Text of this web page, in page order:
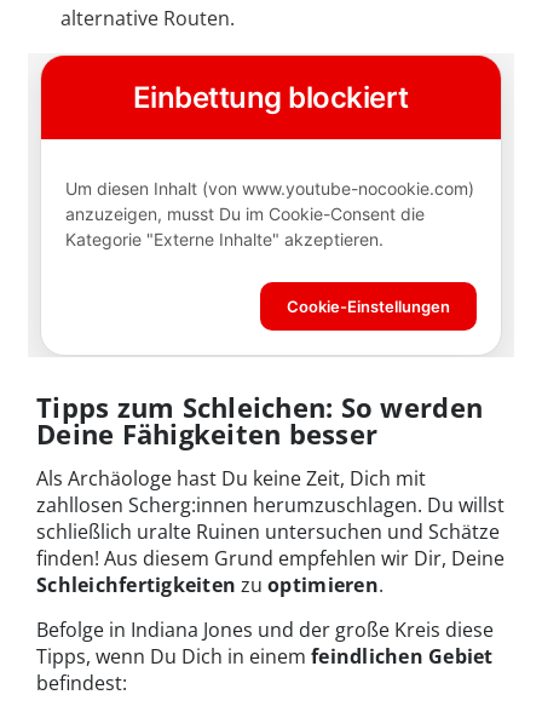
alternative Routen.
Tipps zum Schleichen: So werden
Deine Fähigkeiten besser
Als Archäologe hast Du keine Zeit, Dich mit
zahllosen Scherg:innen herumzuschlagen. Du willst
schließlich uralte Ruinen untersuchen und Schätze
finden! Aus diesem Grund empfehlen wir Dir, Deine
Schleichfertigkeiten zuoptimieren.
Befolge in Indiana Jones und der große Kreis diese
Tipps, wenn Du Dich in einem feindlichen Gebiet
befindest: